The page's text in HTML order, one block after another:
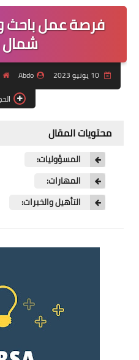
فرصة عمل باحث
شمال
10 يونيو 2023 Abdo
محتويات المقال
المسؤوليات:
المهارات:
التأهيل والخبرات: